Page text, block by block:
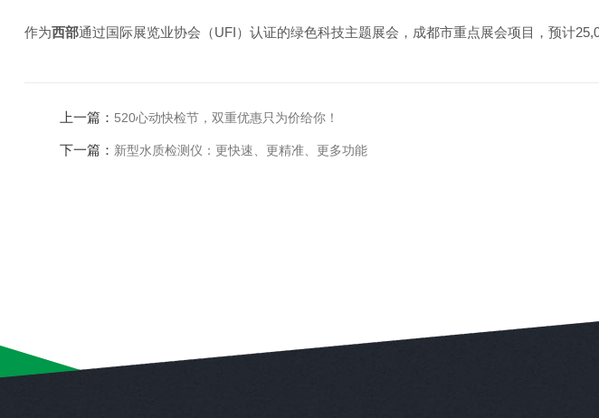
作为西部通过国际展览业协会（UFI）认证的绿色科技主题展会， 成都市重点展会项目，预计
上一篇： 520心动快检节，双重优惠只为价给你！
下一篇： 新型水质检测仪：更快速、更精准、更多功能